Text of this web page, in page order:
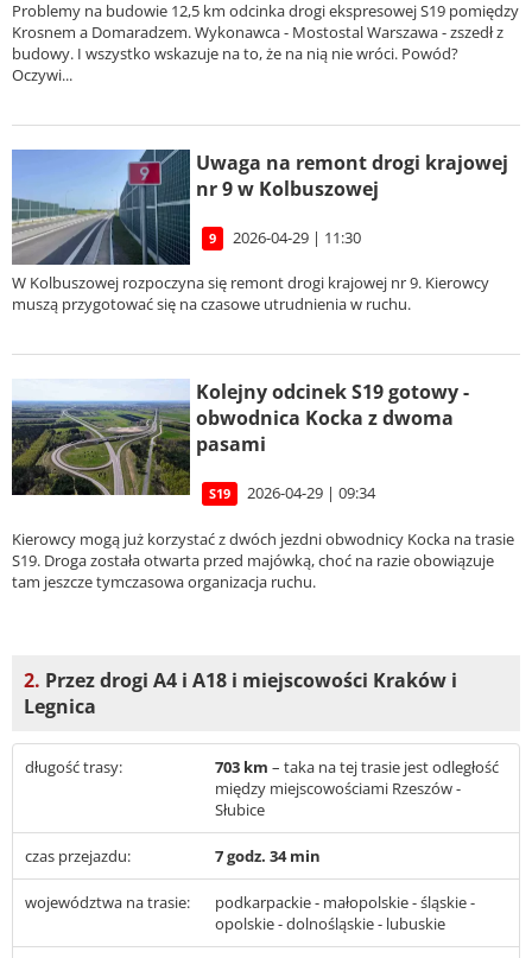
Problemy na budowie 12,5 km odcinka drogi ekspresowej S19 pomiędzy
Krosnem a Domaradzem. Wykonawca - Mostostal Warszawa - zszedł z
budowy. I wszystko wskazuje na to, że na nią nie wróci. Powód?
Oczywi...
Uwaga na remont drogi krajowej
nr 9 w Kolbuszowej
9 2026-04-29 | 11:30
W Kolbuszowej rozpoczyna się remont drogi krajowej nr 9. Kierowcy
muszą przygotować się na czasowe utrudnienia w ruchu.
Kolejny odcinek S19 gotowy -
obwodnica Kocka z dwoma
pasami
S19 2026-04-29 | 09:34
Kierowcy mogą już korzystać z dwóch jezdni obwodnicy Kocka na trasie
S19. Droga została otwarta przed majówką, choć na razie obowiązuje
tam jeszcze tymczasowa organizacja ruchu.
2. Przez drogi A4 i A18 i miejscowości Kraków i
Legnica
długość trasy: 703 km – taka na tej trasie jest odległość
między miejscowościami Rzeszów -
Słubice
czas przejazdu: 7 godz. 34 min
województwa na trasie:
podkarpackie - małopolskie - śląskie -
opolskie - dolnośląskie - lubuskie